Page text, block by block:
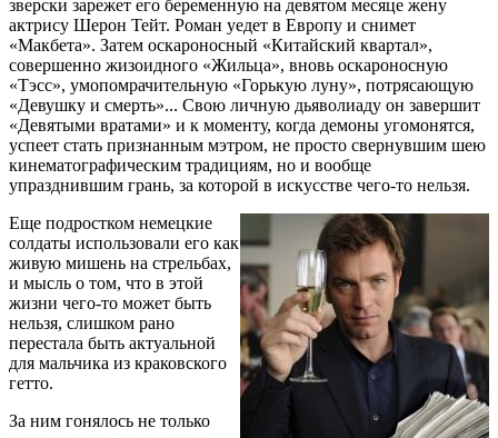
зверски зарежет его беременную на девятом месяце жену
актрису Шерон Тейт. Роман уедет в Европу и снимет
«Макбета». Затем оскароносный «Китайский квартал»,
совершенно жизоидного «Жильца», вновь оскароносную
«Тэсс», умопомрачительную «Горькую луну», потрясающую
«Девушку и смерть»... Свою личную дьяволиаду он завершит
«Девятыми вратами» и к моменту, когда демоны угомонятся,
успеет стать признанным мэтром, не просто свернувшим шею
кинематографическим традициям, но и вообще
упразднившим грань, за которой в искусстве чего-то нельзя.
Еще подростком немецкие
солдаты использовали его как
живую мишень на стрельбах,
и мысль о том, что в этой
жизни чего-то может быть
нельзя, слишком рано
перестала быть актуальной
для мальчика из краковского
гетто.
За ним гонялось не только